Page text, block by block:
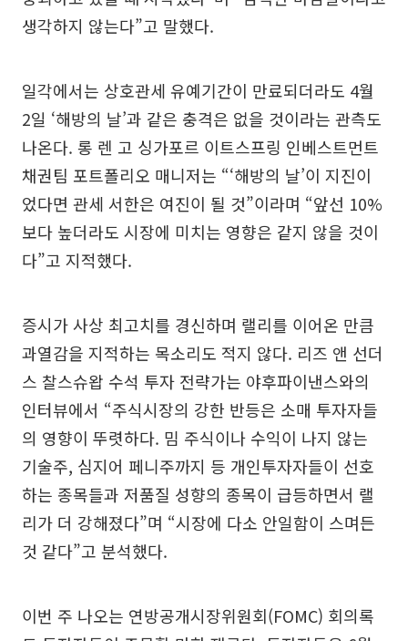
생각하지 않는다”고 말했다.
일각에서는 상호관세 유예기간이 만료되더라도 4월
2일 ‘해방의 날’과 같은 충격은 없을 것이라는 관측도
나온다. 롱 렌 고 싱가포르 이트스프링 인베스트먼트
채권팀 포트폴리오 매니저는 “‘해방의 날’이 지진이
었다면 관세 서한은 여진이 될 것”이라며 “앞선 10%
보다 높더라도 시장에 미치는 영향은 같지 않을 것이
다”고 지적했다.
증시가 사상 최고치를 경신하며 랠리를 이어온 만큼
과열감을 지적하는 목소리도 적지 않다. 리즈 앤 선더
스 찰스슈왑 수석 투자 전략가는 야후파이낸스와의
인터뷰에서 “주식시장의 강한 반등은 소매 투자자들
의 영향이 뚜렷하다. 밈 주식이나 수익이 나지 않는
기술주, 심지어 페니주까지 등 개인투자자들이 선호
하는 종목들과 저품질 성향의 종목이 급등하면서 랠
리가 더 강해졌다”며 “시장에 다소 안일함이 스며든
것 같다”고 분석했다.
이번 주 나오는 연방공개시장위원회(FOMC) 회의록